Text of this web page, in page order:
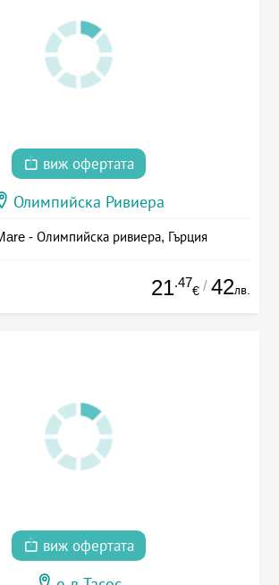
виж офертата
Олимпийска Ривиера
- Олимпийска ривиера, Гърция
21.47
€ / 42лв.
виж офертата